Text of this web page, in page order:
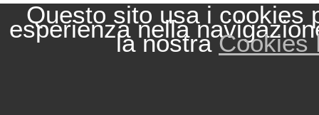
Questo sito usa i cookies
esperienza nella
la nostraCookies